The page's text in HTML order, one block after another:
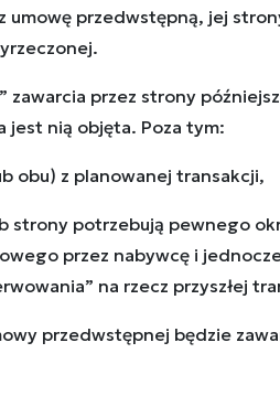
umowę przedwstępną, jej
zawarcia przez strony
jest nią objęta. Poza tym:
obu) z planowanej transakcji,
potrzebują pewnego
przez nabywcę i
na rzecz przyszłej
przedwstępnej będzie